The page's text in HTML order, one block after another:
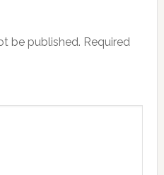
be published. Required